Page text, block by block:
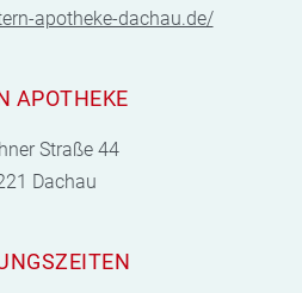
apotheke-dachau.de/
APOTHEKE
Straße 44
Dachau